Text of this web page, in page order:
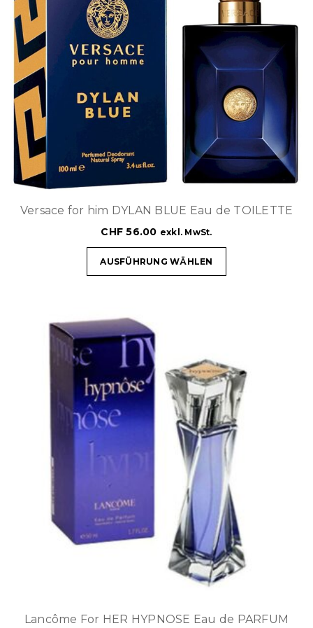
Versace for him DYLAN BLUE Eau de TOILETTE
CHF 56.00 exkl. MwSt.
AUSFÜHRUNG WÄHLEN
Lancôme For HER HYPNOSE Eau de PARFUM